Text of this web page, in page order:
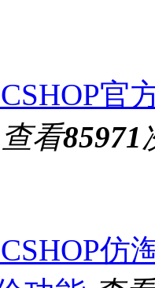
官
查看85971
仿